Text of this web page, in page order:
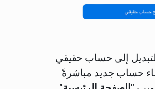
إلى حساب حقيقي
حساب جديد مباشرةً